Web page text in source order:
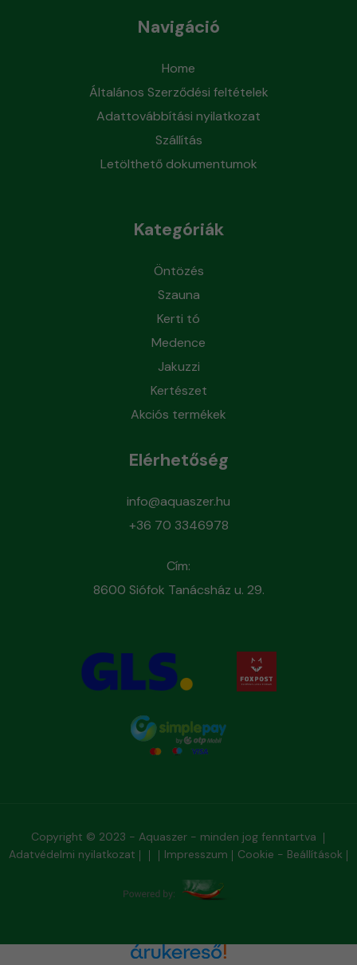
Navigáció
Home
Általános Szerződési feltételek
Adattovábbítási nyilatkozat
Szállítás
Letölthető dokumentumok
Kategóriák
Öntözés
Szauna
Kerti tó
Medence
Jakuzzi
Kertészet
Akciós termékek
Elérhetőség
info@aquaszer.hu
+36 70 3346978
Cím:
8600 Siófok Tanácsház u. 29.
Copyright © 2023 - Aquaszer - minden jog fenntartva
Adatvédelmi nyilatkozat
Impresszum Cookie - Beállítások